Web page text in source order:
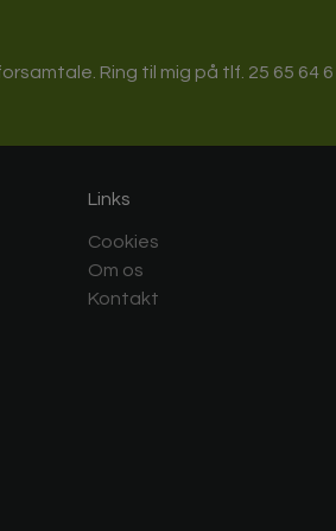
Ring til mig på tlf. 25 65 64
Links
Cookies
Om os
Kontakt